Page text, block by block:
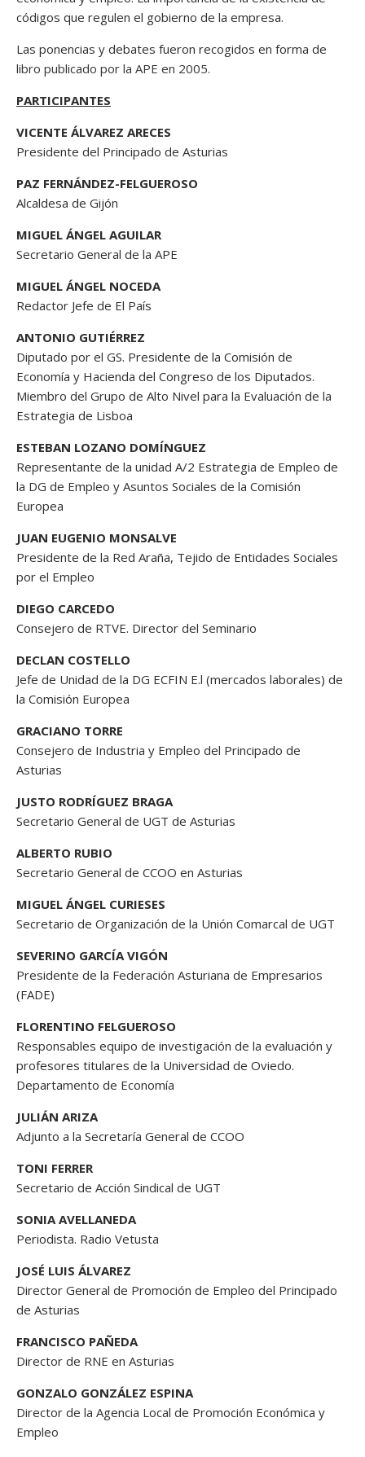
códigos que regulen el gobierno de la empresa.
Las ponencias y debates fueron recogidos en forma de
libro publicado por la APE en 2005.
PARTICIPANTES
VICENTE ÁLVAREZ ARECES
Presidente del Principado de Asturias
PAZ FERNÁNDEZ-FELGUEROSO
Alcaldesa de Gijón
MIGUEL ÁNGEL AGUILAR
Secretario General de la APE
MIGUEL ÁNGEL NOCEDA
Redactor Jefe de El País
ANTONIO GUTIÉRREZ
Diputado por el GS. Presidente de la Comisión de
Economía y Hacienda del Congreso de los Diputados.
Miembro del Grupo de Alto Nivel para la Evaluación de la
Estrategia de Lisboa
ESTEBAN LOZANO DOMÍNGUEZ
Representante de la unidad A/2 Estrategia de Empleo de
la DG de Empleo y Asuntos Sociales de la Comisión
Europea
JUAN EUGENIO MONSALVE
Presidente de la Red Araña, Tejido de Entidades Sociales
por el Empleo
DIEGO CARCEDO
Consejero de RTVE. Director del Seminario
DECLAN COSTELLO
Jefe de Unidad de la DG ECFIN E.l (mercados laborales) de
la Comisión Europea
GRACIANO TORRE
Consejero de Industria y Empleo del Principado de
Asturias
JUSTO RODRÍGUEZ BRAGA
Secretario General de UGT de Asturias
ALBERTO RUBIO
Secretario General de CCOO en Asturias
MIGUEL ÁNGEL CURIESES
Secretario de Organización de la Unión Comarcal de UGT
SEVERINO GARCÍA VIGÓN
Presidente de la Federación Asturiana de Empresarios
(FADE)
FLORENTINO FELGUEROSO
Responsables equipo de investigación de la evaluación y
profesores titulares de la Universidad de Oviedo.
Departamento de Economía
JULIÁN ARIZA
Adjunto a la Secretaría General de CCOO
TONI FERRER
Secretario de Acción Sindical de UGT
SONIA AVELLANEDA
Periodista. Radio Vetusta
JOSÉ LUIS ÁLVAREZ
Director General de Promoción de Empleo del Principado
de Asturias
FRANCISCO PAÑEDA
Director de RNE en Asturias
GONZALO GONZÁLEZ ESPINA
Director de la Agencia Local de Promoción Económica y
Empleo